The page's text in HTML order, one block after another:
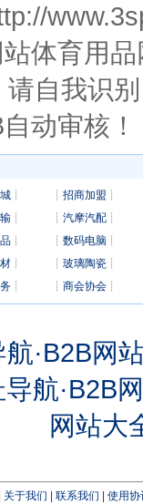
体育用
自我识
动审核！
┊ ┊ 招商加盟 ┊
┊ ┊ 汽摩汽配┊
┊ ┊ 数码电脑 ┊
┊ ┊ 玻璃陶瓷┊
┊ ┊ 商会协会┊
·B2B网
航·B2B
网站大
关于我们 联系我们 使用协